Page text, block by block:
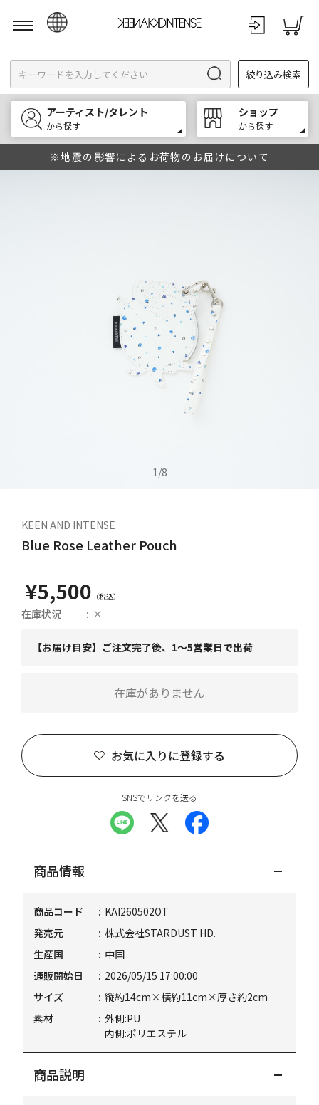
English
한국어
中文
絞り込み検索
アーティスト/タレント
から探す
ショップ
から探す
※地震の影響によるお荷物のお届けについて
1/8
KEEN AND INTENSE
Blue Rose Leather Pouch
¥5,500
在庫状況 ×
【お届け目安】ご注文完了後、1～5営業日で出荷
お気に入りに登録する
在庫がありません
SNSでリンクを送る
商品情報
商品コード
KAI260502OT
発売元
株式会社STARDUST HD.
生産国
中国
通販開始日
2026/05/15 17:00:00
サイズ
縦約14cm×横約11cm×厚さ約2cm
素材
外側:PU
内側:ポリエステル
商品説明